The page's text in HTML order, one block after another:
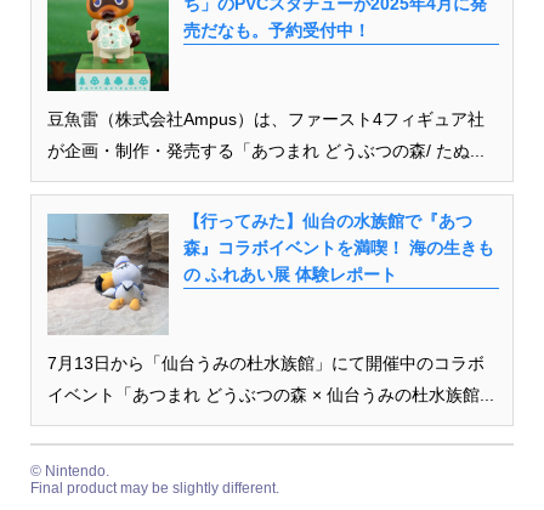
売だなも。予約受付中！
豆魚雷（株式会社Ampus）は、ファースト4フィギュア社
が企画・制作・発売する「あつまれ どうぶつの森/ たぬ...
【行ってみた】仙台の水族館で『あつ
森』コラボイベントを満喫！ 海の生きも
の ふれあい展 体験レポート
7月13日から「仙台うみの杜水族館」にて開催中のコラボ
イベント「あつまれ どうぶつの森 × 仙台うみの杜水族館...
© Nintendo.
Final product may be slightly different.